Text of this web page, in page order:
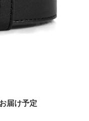
届け予定